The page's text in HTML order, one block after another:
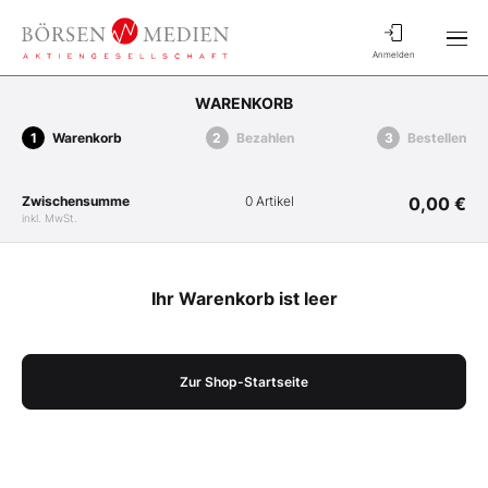
Anmelden
WARENKORB
Warenkorb Bezahlen Bestellen
Zwischensumme
inkl. MwSt.
0 Artikel 0,00 €
Ihr Warenkorb ist leer
Zur Shop-Startseite